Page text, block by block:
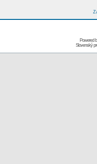
Powered
Slovenský